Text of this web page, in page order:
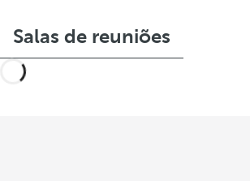
Salas de reuniões